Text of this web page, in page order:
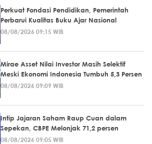
Perkuat Fondasi Pendidikan, Pemerintah
Perbarui Kualitas Buku Ajar Nasional
08/08/2026 09:15 WIB
Mirae Asset Nilai Investor Masih Selektif
Meski Ekonomi Indonesia Tumbuh 5,3 Persen
08/08/2026 09:09 WIB
Intip Jajaran Saham Raup Cuan dalam
Sepekan, CBPE Melonjak 71,2 persen
08/08/2026 09:05 WIB